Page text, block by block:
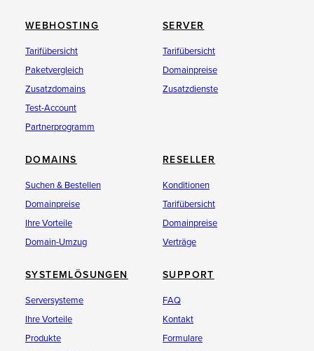
WEBHOSTING
Tarifübersicht
Paketvergleich
Zusatzdomains
Test-Account
Partnerprogramm
SERVER
Tarifübersicht
Domainpreise
Zusatzdienste
DOMAINS
Suchen & Bestellen
Domainpreise
Ihre Vorteile
Domain-Umzug
RESELLER
Konditionen
Tarifübersicht
Domainpreise
Verträge
SYSTEMLÖSUNGEN
Serversysteme
Ihre Vorteile
Produkte
SUPPORT
FAQ
Kontakt
Formulare